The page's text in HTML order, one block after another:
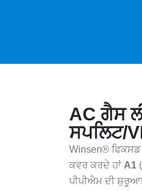
AC ਗੈਸ
ਸਪਲਿਟ/
Winsen® ਫਿਕਸਡ
ਕਵਰ ਕਰਦੇ ਹਾਂ A1
ਪੀਪੀਐਮ ਦੀ